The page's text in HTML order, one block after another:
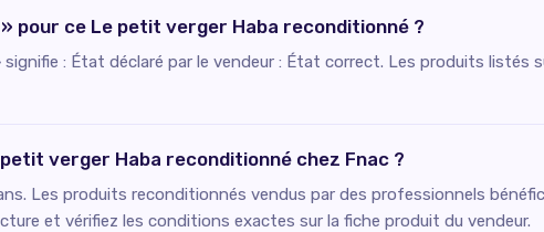
pour ce Le petit verger Haba reconditionné ?
: État déclaré par le vendeur : État correct. Les produits listés
verger Haba reconditionné chez Fnac ?
Les produits reconditionnés vendus par des professionnels
et vérifiez les conditions exactes sur la fiche produit du vendeur.